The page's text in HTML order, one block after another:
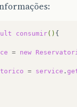
consumir()
= new
= service .